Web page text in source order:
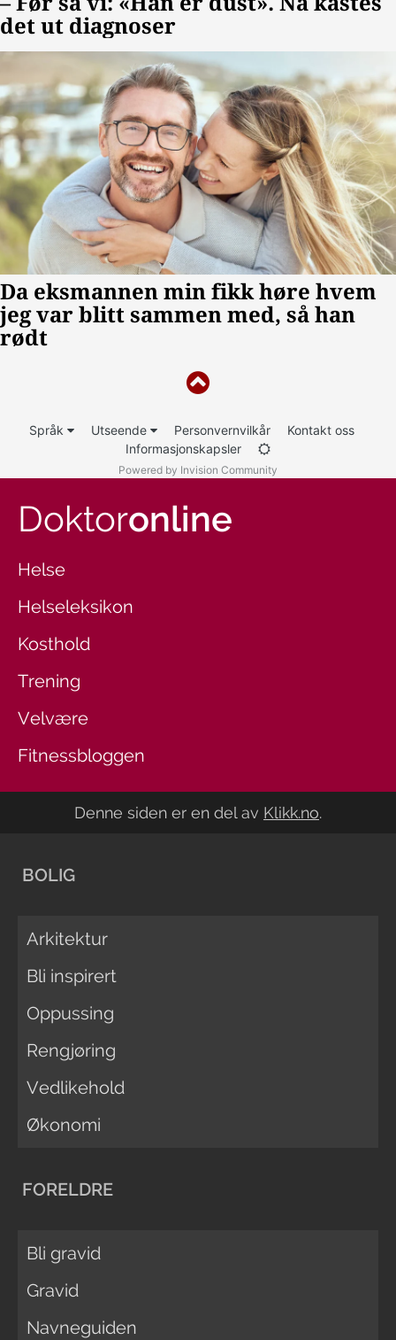
Språk Utseende Personvernvilkår
Kontakt oss
Informasjonskapsler
Powered by Invision Community
Doktoronline
Helse
Helseleksikon
Kosthold
Trening
Velvære
Fitnessbloggen
Denne siden er en del av Klikk.no.
BOLIG
Arkitektur
Bli inspirert
Oppussing
Rengjøring
Vedlikehold
Økonomi
FORELDRE
Bli gravid
Gravid
Navneguiden